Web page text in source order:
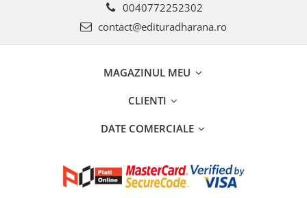
0040772252302
contact@edituradharana.ro
MAGAZINUL MEU
CLIENTI
DATE COMERCIALE